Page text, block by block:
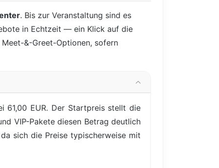
. Bis zur Veranstaltung sind es
in Echtzeit — ein Klick auf die
&-Greet-Optionen, sofern
61,00 EUR. Der Startpreis stellt die
VIP-Pakete diesen Betrag deutlich
sich die Preise typischerweise mit